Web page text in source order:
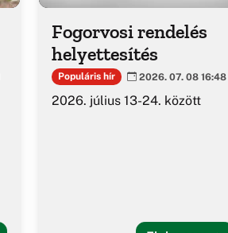
Fogorvosi rendelés
helyettesítés
Populáris hír 2026. 07. 08 16:48
2026. július 13-24. között